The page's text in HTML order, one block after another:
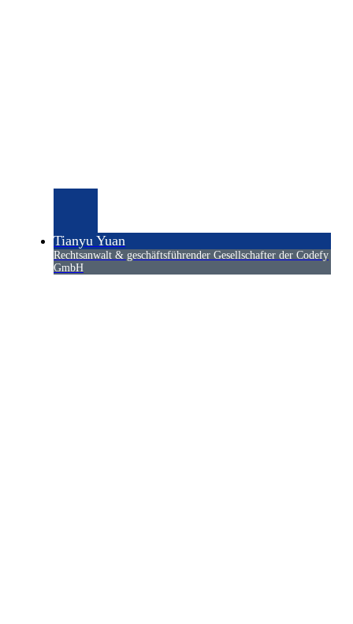
Tianyu Yuan
Rechtsanwalt & geschäftsführender Gesellschafter der Codefy
GmbH